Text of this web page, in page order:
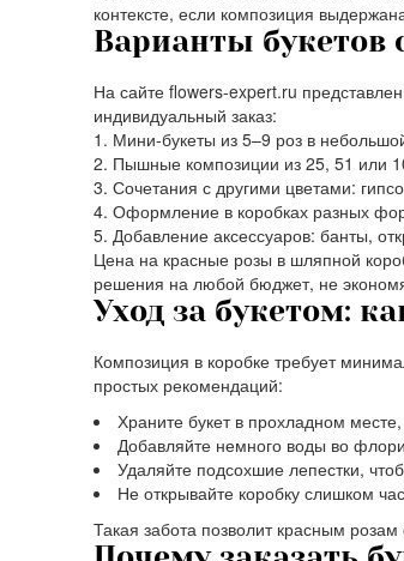
контексте, если композиция
Варианты
На сайте flowers-expert.ru
индивидуальный заказ:
Мини-букеты из 5–9 роз в
Пышные композиции из 25, 51 или
Сочетания с другими цветами:
Оформление в коробках разных
Добавление аксессуаров: банты,
Цена на красные розы в шляпной
решения на любой бюджет, не
Уход за букетом:
Композиция в коробке требует
простых рекомендаций:
Храните букет в прохладном
Добавляйте немного воды во
Удаляйте подсохшие лепестки,
Не открывайте коробку слишком
Такая забота позволит красным